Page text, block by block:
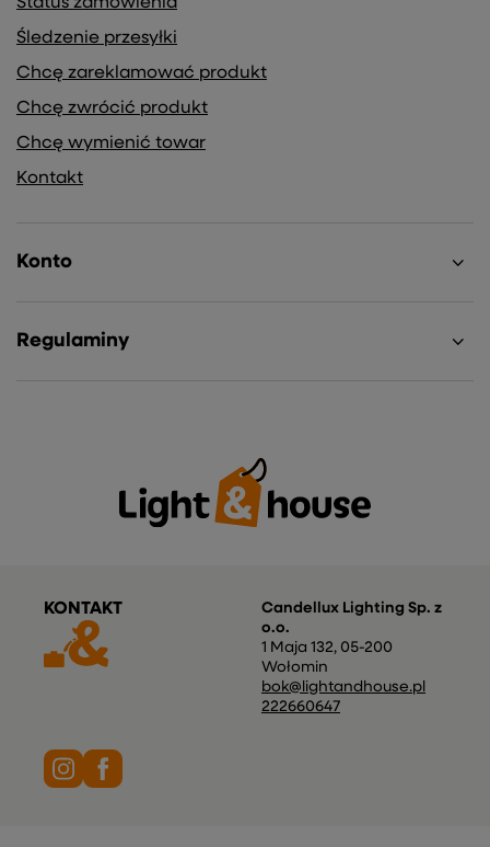
Śledzenie przesyłki
Chcę zareklamować produkt
Chcę zwrócić produkt
Chcę wymienić towar
Kontakt
Konto
Regulaminy
KONTAKT
Candellux Lighting Sp. z
o.o.
1 Maja 132, 05-200
Wołomin
bok@lightandhouse.pl
222660647